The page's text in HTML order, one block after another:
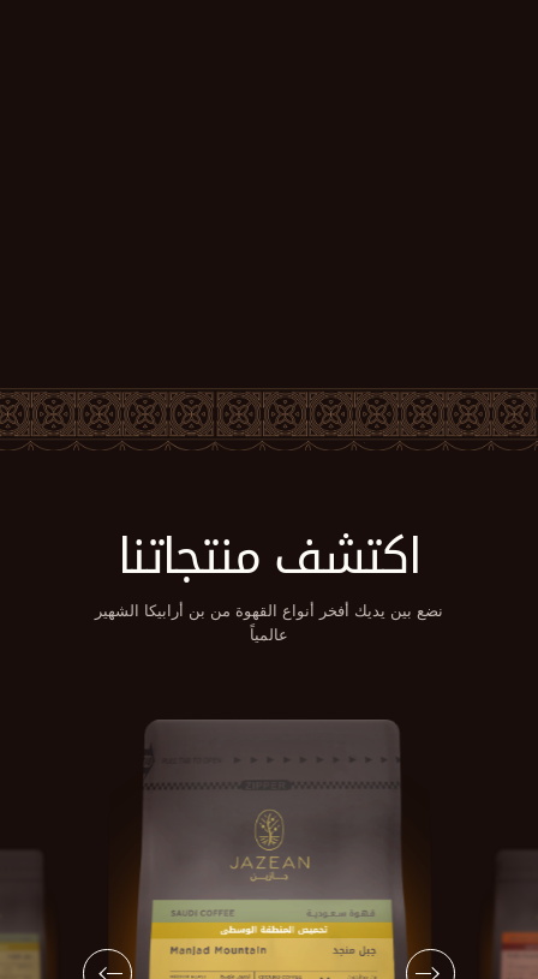
اكتشف منتجاتنا
نضع بين يديك أفخر أنواع القهوة من بن أرابيكا الشهير
عالمياً